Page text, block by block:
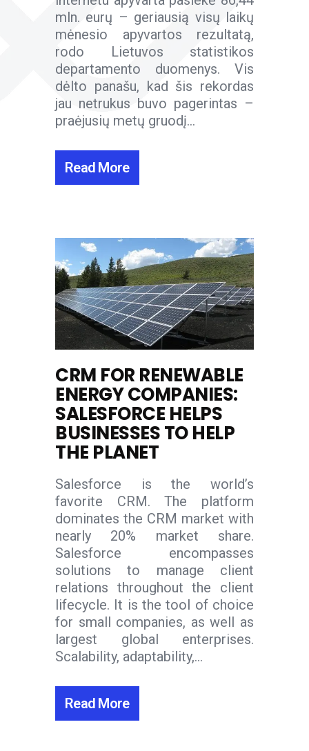
mln. eurų – geriausią visų laikų
mėnesio apyvartos rezultatą,
rodo Lietuvos statistikos
departamento duomenys. Vis
dėlto panašu, kad šis rekordas
jau netrukus buvo pagerintas –
praėjusių metų gruodį...
Read More
CRM FOR RENEWABLE
ENERGY COMPANIES:
SALESFORCE HELPS
BUSINESSES TO HELP
THE PLANET
Salesforce is the world’s
favorite CRM. The platform
dominates the CRM market with
nearly 20% market share.
Salesforce encompasses
solutions to manage client
relations throughout the client
lifecycle. It is the tool of choice
for small companies, as well as
largest global enterprises.
Scalability, adaptability,...
Read More